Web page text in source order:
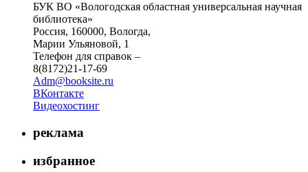
БУК ВО «Вологодская областная универсальная научная
библиотека»
Россия, 160000, Вологда,
Марии Ульяновой, 1
Телефон для справок –
8(8172)21-17-69
Adm@booksite.ru
ВКонтакте
Видеохостинг
реклама
избранное